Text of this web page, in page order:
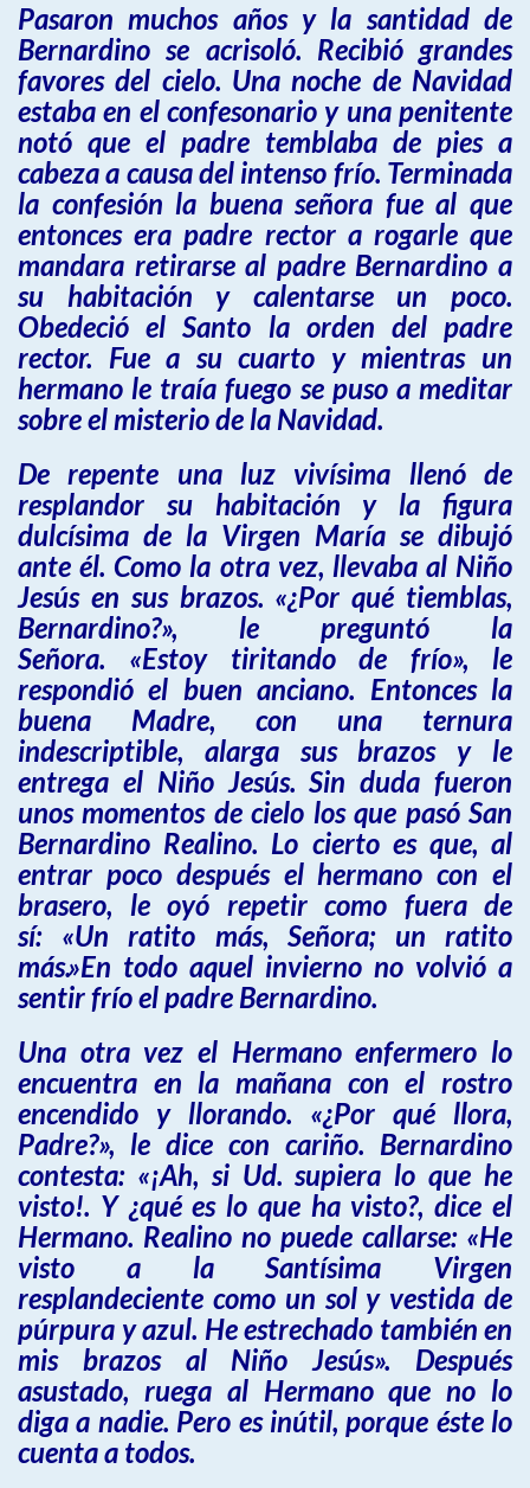
Pasaron muchos años y la santidad de
Bernardino se acrisoló. Recibió grandes
favores del cielo. Una noche de Navidad
estaba en el confesonario y una penitente
notó que el padre temblaba de pies a
cabeza a causa del intenso frío. Terminada
la confesión la buena señora fue al que
entonces era padre rector a rogarle que
mandara retirarse al padre Bernardino a
su habitación y calentarse un poco.
Obedeció el Santo la orden del padre
rector. Fue a su cuarto y mientras un
hermano le traía fuego se puso a meditar
sobre el misterio de la Navidad.
De repente una luz vivísima llenó de
resplandor su habitación y la figura
dulcísima de la Virgen María se dibujó
ante él. Como la otra vez, llevaba al Niño
Jesús en sus brazos. «¿Por qué tiemblas,
Bernardino?», le preguntó la
Señora. «Estoy tiritando de frío», le
respondió el buen anciano. Entonces la
buena Madre, con una ternura
indescriptible, alarga sus brazos y le
entrega el Niño Jesús. Sin duda fueron
unos momentos de cielo los que pasó San
Bernardino Realino. Lo cierto es que, al
entrar poco después el hermano con el
brasero, le oyó repetir como fuera de
sí: «Un ratito más, Señora; un ratito
más.»En todo aquel invierno no volvió a
sentir frío el padre Bernardino.
Una otra vez el Hermano enfermero lo
encuentra en la mañana con el rostro
encendido y llorando. «¿Por qué llora,
Padre?», le dice con cariño. Bernardino
contesta: «¡Ah, si Ud. supiera lo que he
visto!. Y ¿qué es lo que ha visto?, dice el
Hermano. Realino no puede callarse: «He
visto a la Santísima Virgen
resplandeciente como un sol y vestida de
púrpura y azul. He estrechado también en
mis brazos al Niño Jesús». Después
asustado, ruega al Hermano que no lo
diga a nadie. Pero es inútil, porque éste lo
cuenta a todos.